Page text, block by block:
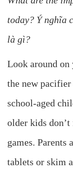
today? Ý nghĩa
là gì?
Look around on
the new pacifier
school-aged
older kids
games. Parents
tablets or skim